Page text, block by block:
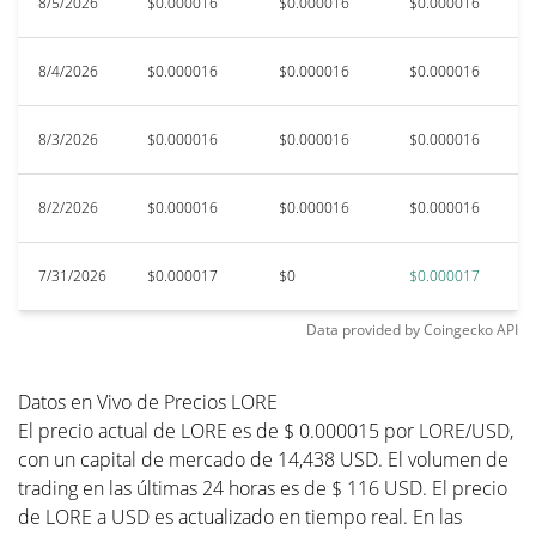
8/4/2026 $0.000016 $0.000016 $0.000016
8/3/2026 $0.000016 $0.000016 $0.000016
8/2/2026 $0.000016 $0.000016 $0.000016
7/31/2026 $0.000017 $0 $0.000017
Data provided byCoingeckoAPI
Datos en Vivo de Precios LORE
El precio actual de LORE es de $ 0.000015 por LORE/USD,
con un capital de mercado de 14,438 USD. El volumen de
trading en las últimas 24 horas es de $ 116 USD. El precio
de LORE a USD es actualizado en tiempo real. En las